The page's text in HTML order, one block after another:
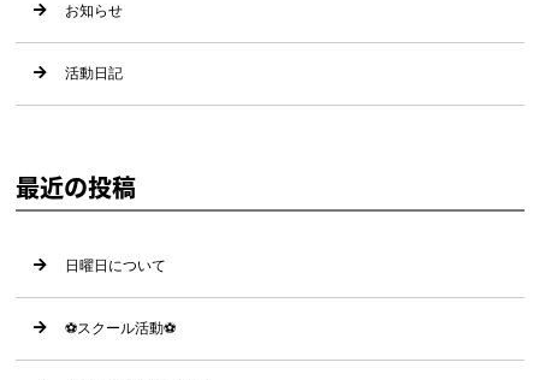
お知らせ
活動日記
最近の投稿
日曜日について
⚽️スクール活動⚽️